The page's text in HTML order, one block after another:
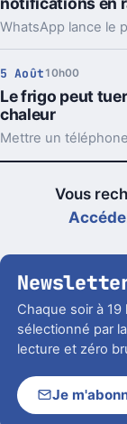
5 Août 10h00
Le frigo peut
chaleur
Vous
Chaque soir à
sélectionné par
lecture et zéro
Je